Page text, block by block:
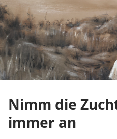
Nimm die
immer an